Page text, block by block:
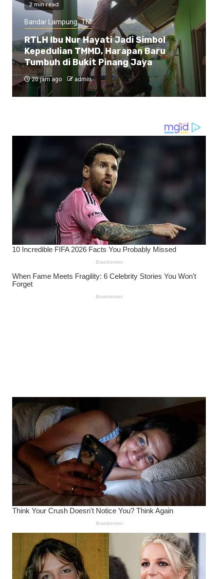
2 min read
Bandar Lampung TNI
RTLH Ibu Nur Hayati Jadi Simbol
Kepedulian TMMD, Harapan Baru
Tumbuh di Bukit Pinang Jaya
20 jam ago admin